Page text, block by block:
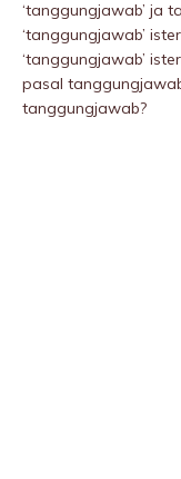
‘tanggungjawab’ ja
‘tanggungjawab’
‘tanggungjawab’
pasal
tanggungjawab?